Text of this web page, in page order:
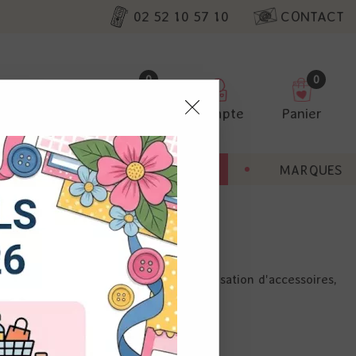
02 52 10 57 10 CONTACT
0
Compte
0
Panier
BONNES AFFAIRES MARQUES
bling bling. Egalement customisation d'accessoires,
nos
non
Vous
à droite